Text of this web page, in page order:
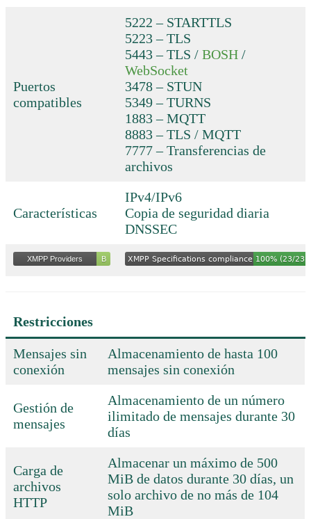
Puertos
compatibles
5222 – STARTTLS
5223 – TLS
5443 – TLS / BOSH /
WebSocket
3478 – STUN
5349 – TURNS
1883 – MQTT
8883 – TLS / MQTT
7777 – Transferencias de
archivos
Características
IPv4/IPv6
Copia de seguridad diaria
DNSSEC
Restricciones
Mensajes sin
conexión
Almacenamiento de hasta 100
mensajes sin conexión
Gestión de
mensajes
Almacenamiento de un número
ilimitado de mensajes durante 30
días
Carga de
archivos
HTTP
Almacenar un máximo de 500
MiB de datos durante 30 días, un
solo archivo de no más de 104
MiB